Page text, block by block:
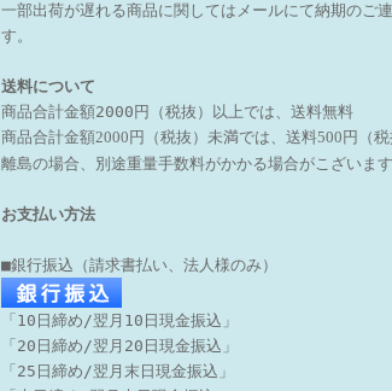
一部出荷が遅れる商品に関しては メールにて納期のご
す。
送料について
商品合計金額2000円（税抜）以上では、送料無料
商品合計金額2000円（税抜）未満では、送料500円（税
離島の場合、別途重量手数料がかかる場合がこざいま
お支払い方法
■銀行振込（請求書払い、法人様のみ）
「10日締め/翌月10日現金振込」
「20日締め/翌月20日現金振込」
「25日締め/翌月末日現金振込」